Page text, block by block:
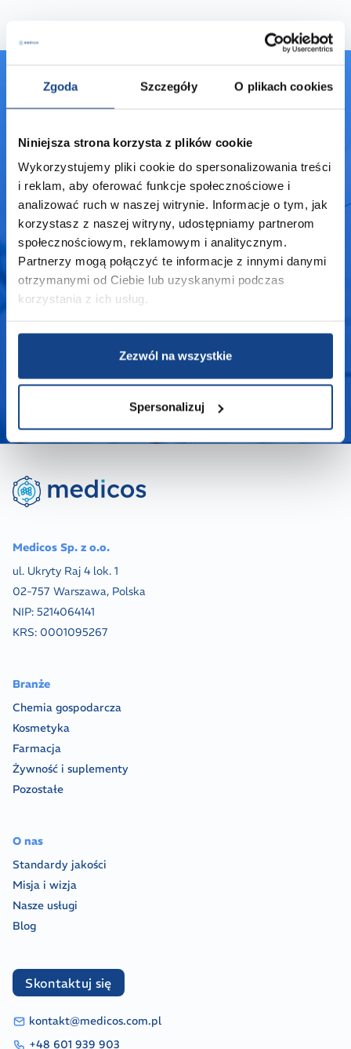
Zgoda Szczegóły O plikach cookies
Niniejsza strona korzysta z plików cookie
Wykorzystujemy pliki cookie do spersonalizowania treści
i reklam, aby oferować funkcje społecznościowe i
analizować ruch w naszej witrynie. Informacje o tym, jak
korzystasz z naszej witryny, udostępniamy partnerom
społecznościowym, reklamowym i analitycznym.
Partnerzy mogą połączyć te informacje z innymi danymi
otrzymanymi od Ciebie lub uzyskanymi podczas
korzystania z ich usług.
Zezwól na wszystkie
Spersonalizuj
Nie znalazłeś surowca,
którego potrzebujesz?
Jeśli nie mogłeś znaleźć produktu, który
Cię interesuje, prosimy o kontakt poprzez
formularz kontaktowy.
Skontaktuj się
Medicos Sp. z o.o.
ul. Ukryty Raj 4 lok. 1
02-757 Warszawa, Polska
NIP: 5214064141
KRS: 0001095267
Branże
Chemia gospodarcza
Kosmetyka
Farmacja
Żywność i suplementy
Pozostałe
O nas
Standardy jakości
Misja i wizja
Nasze usługi
Blog
Skontaktuj się
kontakt@medicos.com.pl
+48 601 939 903